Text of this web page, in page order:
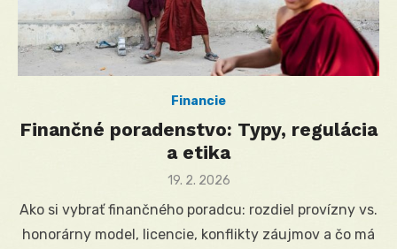
Financie
Finančné poradenstvo: Typy, regulácia
a etika
Posted
19. 2. 2026
Ako si vybrať finančného poradcu: rozdiel provízny vs.
honorárny model, licencie, konflikty záujmov a čo má